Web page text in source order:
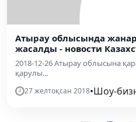
Атырау облысында
жасалды - новости
2018-12-26 Атырау облысына
қарулы...
27 желтоқсан 2018•Шоу-